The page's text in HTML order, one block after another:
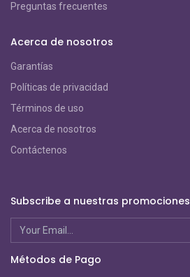
Preguntas frecuentes
Acerca de nosotros
Garantías
Políticas de privacidad
Términos de uso
Acerca de nosotros
Contáctenos
Subscribe a nuestras promociones
Métodos de Pago